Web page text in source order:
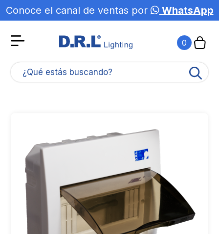
Conoce el canal de ventas por WhatsApp
0
¿Qué estás buscando?